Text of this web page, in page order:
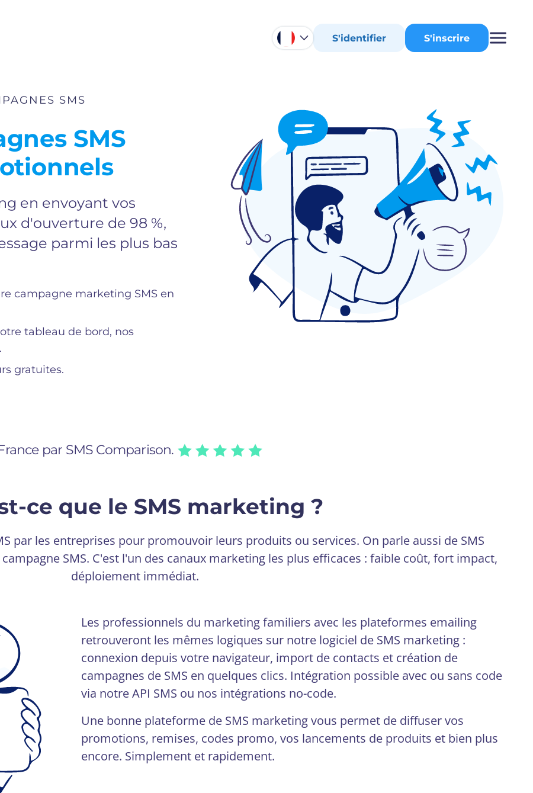
S'identifier S'inscrire
SMS
SMS
en envoyant vos
d'ouverture de 98 %,
parmi les plus bas
campagne marketing SMS en
tableau de bord, nos
gratuites.
par SMS Comparison.
ce que le SMS marketing ?
par les entreprises pour promouvoir leurs produits ou services. On parle aussi de SMS
SMS. C'est l'un des canaux marketing les plus efficaces : faible coût, fort impact,
déploiement immédiat.
Les professionnels du marketing familiers avec les plateformes emailing
retrouveront les mêmes logiques sur notre logiciel de SMS marketing :
connexion depuis votre navigateur, import de contacts et création de
campagnes de SMS en quelques clics. Intégration possible avec ou sans code
via notre API SMS ou nos intégrations no-code.
Une bonne plateforme de SMS marketing vous permet de diffuser vos
promotions, remises, codes promo, vos lancements de produits et bien plus
encore. Simplement et rapidement.